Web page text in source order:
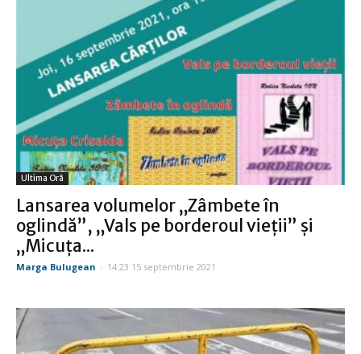
Ultima Oră
Lansarea volumelor „Zâmbete în
oglindă”, „Vals pe borderoul vieții” și
„Micuța...
Marga Bulugean - 14:23 15 septembrie 2021